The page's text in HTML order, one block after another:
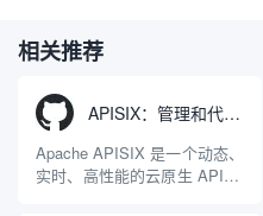
相关推荐
APISIX：管理和代理API及大模型流量的高性能网关
Apache APISIX 是一个动态、
实时、高性能的云原生 API 网